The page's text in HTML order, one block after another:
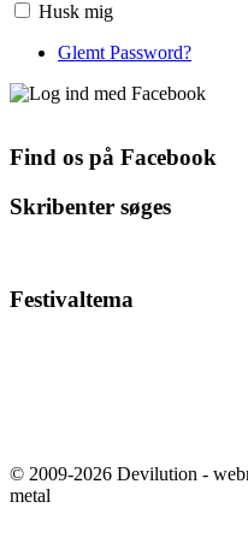
Husk mig
Glemt Password?
Find os på Facebook
Skribenter søges
Festivaltema
© 2009-2026 Devilution -
metal